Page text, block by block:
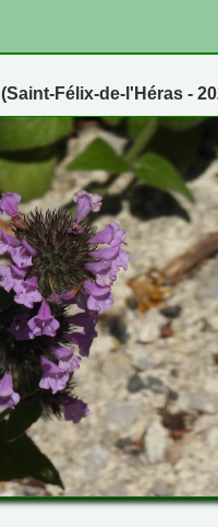
(Saint-Félix-de-l'Héras -